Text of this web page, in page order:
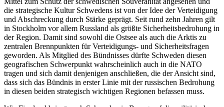
die strategische Kultur Schwedens ist von der Idee der Verteidigung
und Abschreckung durch Stärke geprägt. Seit rund zehn Jahren gilt
in Stockholm vor allem Russland als größte Sicherheitsbedrohung in
der Region. Damit sind sowohl die Ostsee als auch die Arktis zu
zentralen Brennpunkten für Verteidigungs- und Sicherheitsfragen
geworden. Als Mitglied des Bündnisses dürfte Schweden diesen
geografischen Schwerpunkt wahrscheinlich auch in die NATO
tragen und sich damit denjenigen anschließen, die der Ansicht sind,
dass sich das Bündnis in erster Linie mit der russischen Bedrohung
in diesen beiden strategisch wichtigen Regionen befassen muss.